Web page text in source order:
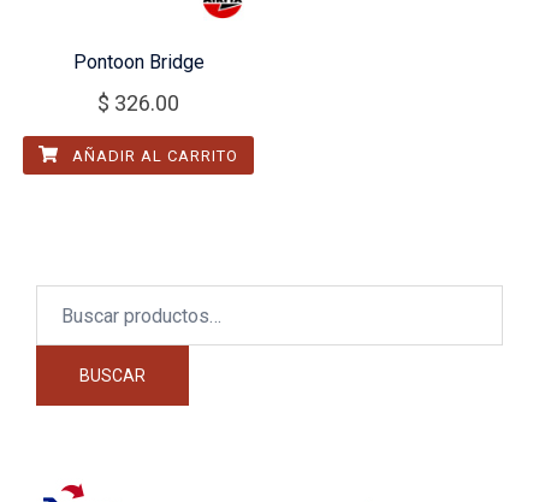
Pontoon Bridge
$ 326.00
AÑADIR AL CARRITO
BUSCAR